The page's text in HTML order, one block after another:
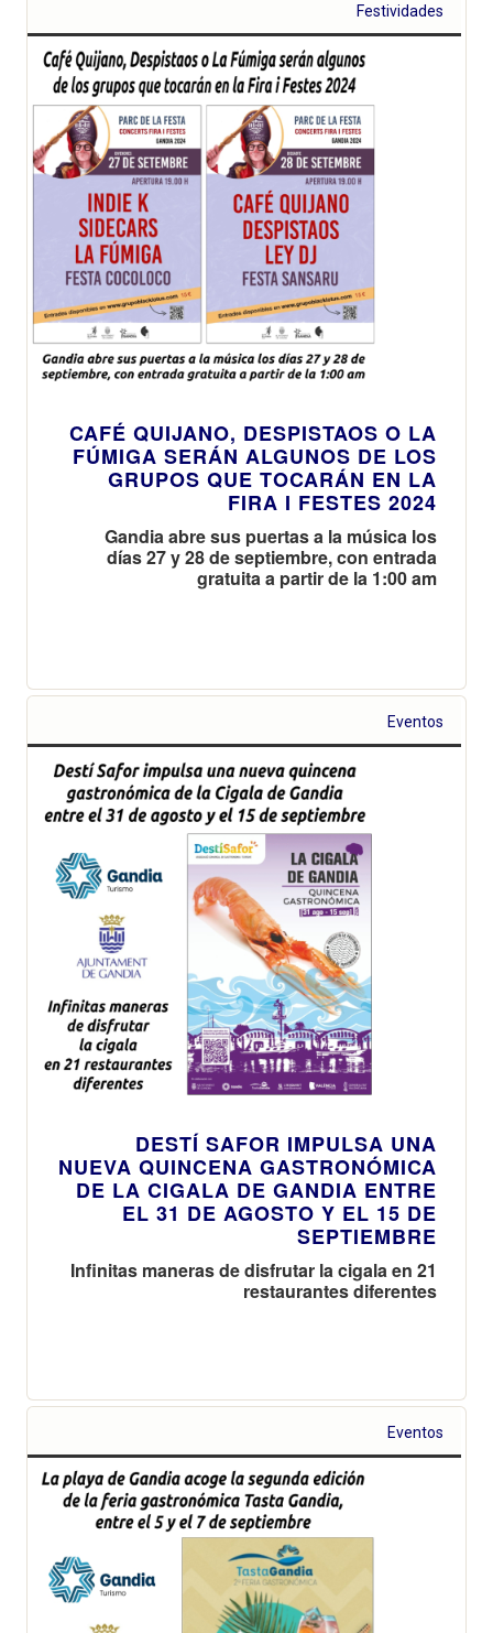
Índigo Gandia
Beach
Festividades
CAFÉ QUIJANO, DESPISTAOS O LA
FÚMIGA SERÁN ALGUNOS DE LOS
GRUPOS QUE TOCARÁN EN LA
FIRA I FESTES 2024
Gandia abre sus puertas a la música los
días 27 y 28 de septiembre, con entrada
gratuita a partir de la 1:00 am
Eventos
DESTÍ SAFOR IMPULSA UNA
NUEVA QUINCENA GASTRONÓMICA
DE LA CIGALA DE GANDIA ENTRE
EL 31 DE AGOSTO Y EL 15 DE
SEPTIEMBRE
Infinitas maneras de disfrutar la cigala en 21
restaurantes diferentes
Eventos